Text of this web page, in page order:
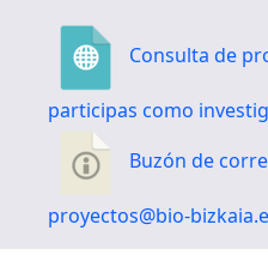
Consulta de
participas como
Buzón de
proyectos@bio-